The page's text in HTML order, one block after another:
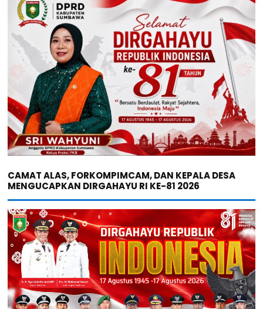
CAMAT ALAS, FORKOMPIMCAM, DAN KEPALA DESA
MENGUCAPKAN DIRGAHAYU RI KE-81 2026